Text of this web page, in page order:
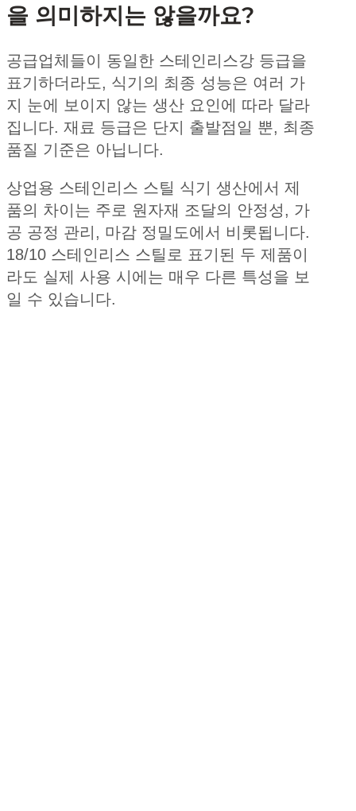
을 의미하지는 않을까요?
공급업체들이 동일한 스테인리스강 등급을
표기하더라도, 식기의 최종 성능은 여러 가
지 눈에 보이지 않는 생산 요인에 따라 달라
집니다. 재료 등급은 단지 출발점일 뿐, 최종
품질 기준은 아닙니다.
상업용 스테인리스 스틸 식기 생산에서 제
품의 차이는 주로 원자재 조달의 안정성, 가
공 공정 관리, 마감 정밀도에서 비롯됩니다.
18/10 스테인리스 스틸로 표기된 두 제품이
라도 실제 사용 시에는 매우 다른 특성을 보
일 수 있습니다.